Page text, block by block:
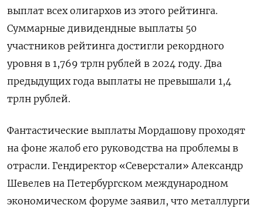
выплат всех олигархов из этого рейтинга.
Суммарные дивидендные выплаты 50
участников рейтинга достигли рекордного
уровня в 1,769 трлн рублей в 2024 году. Два
предыдущих года выплаты не превышали 1,4
трлн рублей.
Фантастические выплаты Мордашову проходят
на фоне жалоб его руководства на проблемы в
отрасли. Гендиректор «Северстали» Александр
Шевелев на Петербургском международном
экономическом форуме заявил, что металлурги